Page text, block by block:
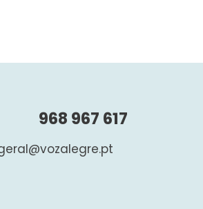
968 967 617